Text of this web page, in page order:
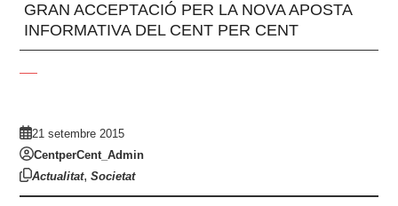
GRAN ACCEPTACIÓ PER LA NOVA APOSTA
INFORMATIVA DEL CENT PER CENT
21 setembre 2015
CentperCent_Admin
Actualitat,Societat